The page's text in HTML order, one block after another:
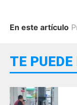
En este artículo
TE